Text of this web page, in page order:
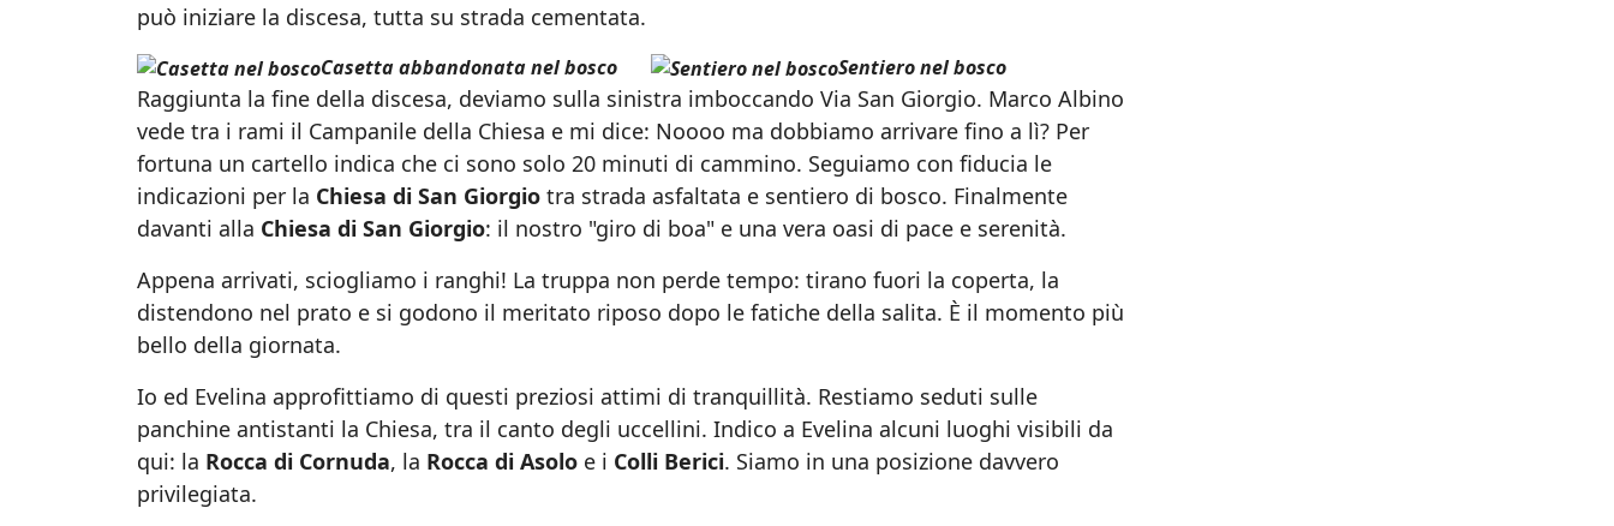
può iniziare la discesa, tutta su strada cementata.
Casetta abbandonata nel bosco Sentiero nel bosco
Raggiunta la fine della discesa, deviamo sulla sinistra imboccando Via San Giorgio. Marco Albino
vede tra i rami il Campanile della Chiesa e mi dice: Noooo ma dobbiamo arrivare fino a lì? Per
fortuna un cartello indica che ci sono solo 20 minuti di cammino. Seguiamo con fiducia le
indicazioni per la Chiesa di San Giorgio tra strada asfaltata e sentiero di bosco. Finalmente
davanti alla Chiesa di San Giorgio: il nostro "giro di boa" e una vera oasi di pace e serenità.
Appena arrivati, sciogliamo i ranghi! La truppa non perde tempo: tirano fuori la coperta, la
distendono nel prato e si godono il meritato riposo dopo le fatiche della salita. È il momento più
bello della giornata.
Io ed Evelina approfittiamo di questi preziosi attimi di tranquillità. Restiamo seduti sulle
panchine antistanti la Chiesa, tra il canto degli uccellini. Indico a Evelina alcuni luoghi visibili da
qui: la Rocca di Cornuda, la Rocca di Asolo e i Colli Berici. Siamo in una posizione davvero
privilegiata.